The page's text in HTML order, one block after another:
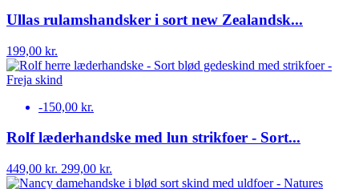
Ullas rulamshandsker i sort new Zealandsk...
199,00 kr.
-150,00 kr.
Rolf læderhandske med lun strikfoer - Sort...
449,00 kr. 299,00 kr.